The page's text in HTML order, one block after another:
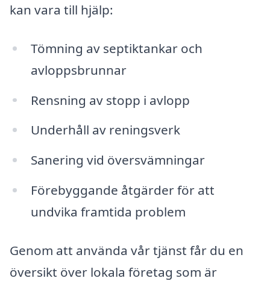
kan vara till hjälp:
Tömning av septiktankar och
avloppsbrunnar
Rensning av stopp i avlopp
Underhåll av reningsverk
Sanering vid översvämningar
Förebyggande åtgärder för att
undvika framtida problem
Genom att använda vår tjänst får du en
översikt över lokala företag som är